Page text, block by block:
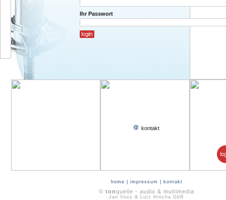
Ihr Passwort
kontakt
home impressum kontakt
© tonquelle - audio & multimedia
Jan Voss & Lutz Hincha GbR